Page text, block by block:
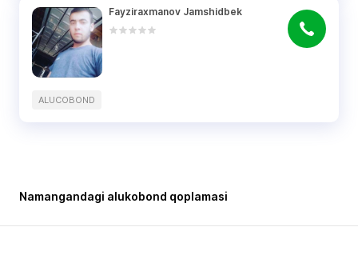
Fayziraxmanov Jamshidbek
ALUCOBOND
Namangandagi alukobond qoplamasi